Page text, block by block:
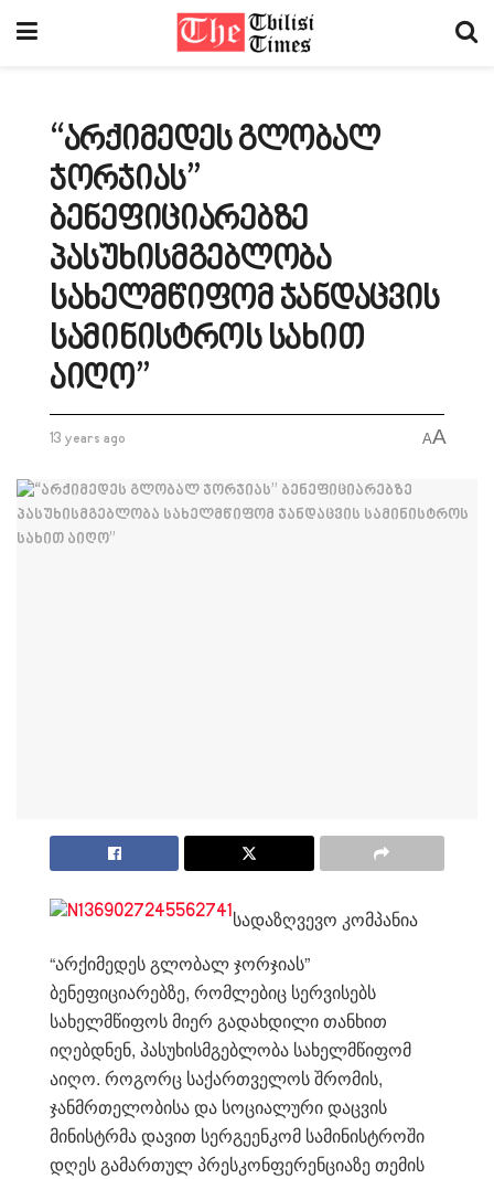
“არქიმედეს გლობალ
ჯორჯიას”
ბენეფიციარებზე
პასუხისმგებლობა
სახელმწიფომ ჯანდაცვის
სამინისტროს სახით
აიღო”
13 years ago AA
სადაზღვევო კომპანია
“არქიმედეს გლობალ ჯორჯიას”
ბენეფიციარებზე, რომლებიც სერვისებს
სახელმწიფოს მიერ გადახდილი თანხით
იღებდნენ, პასუხისმგებლობა სახელმწიფომ
აიღო. როგორც საქართველოს შრომის,
ჯანმრთელობისა და სოციალური დაცვის
მინისტრმა დავით სერგეენკომ სამინისტროში
დღეს გამართულ პრესკონფერენციაზე თემის